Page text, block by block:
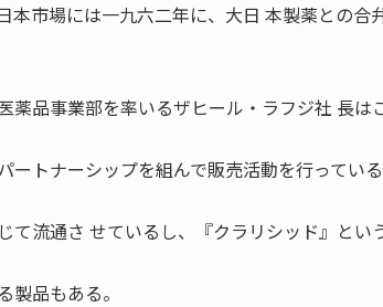
本市場には一九六二年に、大日 本製薬との合
薬品事業部を率いるザヒール・ラフジ社 長は
ートナーシップを組んで販売活動を行ってい
て流通さ せているし、『クラリシッド』とい
品もある。